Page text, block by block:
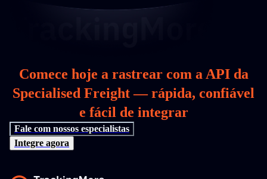
Comece hoje a rastrear com a API da
Specialised Freight — rápida, confiável
e fácil de integrar
Fale com nossos especialistas
Integre agora